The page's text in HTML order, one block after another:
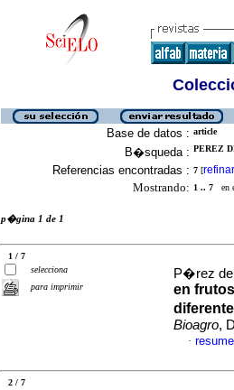
Base de datos : article
B�squeda : PEREZ
Referencias encontradas : 7 [refinar
Mostrando: 1 .. 7 en
p�gina 1 de 1
1 / 7
selecciona
para imprimir
P�rez
en
Bioagro,
·
2 / 7